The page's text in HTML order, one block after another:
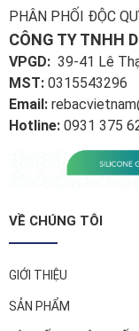
PHÂN PHỐI ĐỘC
CÔNG TY TNHH
VPGD: 39-41 Lê
MST: 0315543296
Email:
Hotline: 0931 375
VỀ CHÚNG TÔI
GIỚI THIỆU
SẢN PHẨM